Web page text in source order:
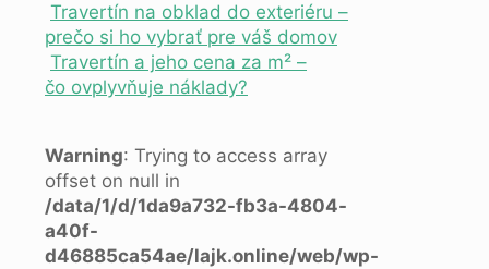
Travertín na obklad do exteriéru –
prečo si ho vybrať pre váš domov
Travertín a jeho cena za m² –
čo ovplyvňuje náklady?
Warning: Trying to access array
offset on null in
/data/1/d/1da9a732-fb3a-4804-
a40f-
d46885ca54ae/lajk.online/web/wp-